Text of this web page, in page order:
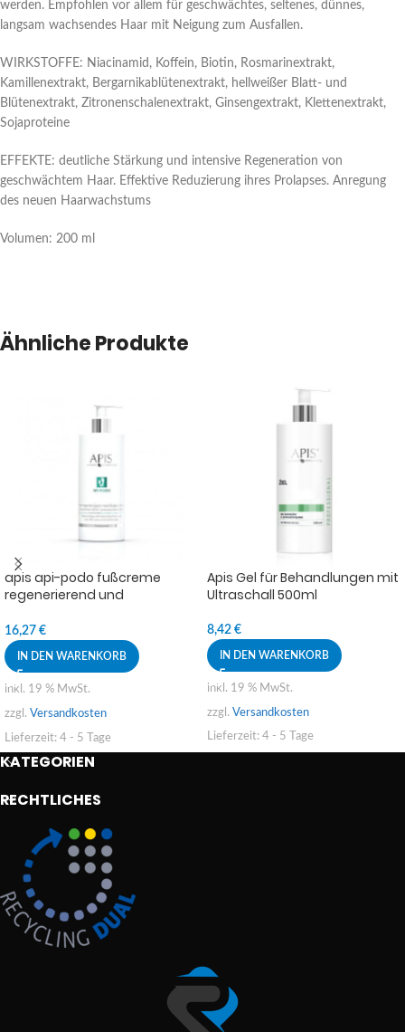
werden. Empfohlen vor allem für geschwächtes, seltenes, dünnes,
langsam wachsendes Haar mit Neigung zum Ausfallen.
WIRKSTOFFE: Niacinamid, Koffein, Biotin, Rosmarinextrakt,
Kamillenextrakt, Bergarnikablütenextrakt, hellweißer Blatt- und
Blütenextrakt, Zitronenschalenextrakt, Ginsengextrakt, Klettenextrakt,
Sojaproteine
EFFEKTE: deutliche Stärkung und intensive Regeneration von
geschwächtem Haar. Effektive Reduzierung ihres Prolapses. Anregung
des neuen Haarwachstums
Volumen: 200 ml
Ähnliche Produkte
apis api-podo fußcreme
regenerierend und
16,27 €
IN DEN WARENKORB
inkl. 19 % MwSt.
zzgl. Versandkosten
Lieferzeit: 4 - 5 Tage
Apis Gel für Behandlungen mit
Ultraschall 500ml
8,42 €
IN DEN WARENKORB
inkl. 19 % MwSt.
zzgl. Versandkosten
Lieferzeit: 4 - 5 Tage
KATEGORIEN
RECHTLICHES